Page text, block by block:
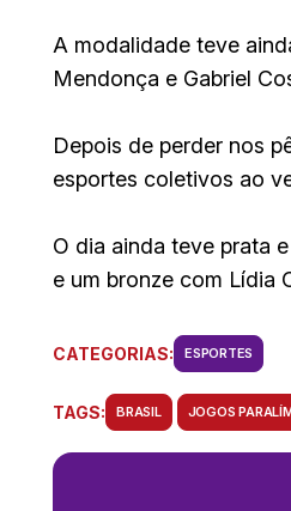
A modalidade teve
Mendonça e Gabriel
Depois de perder nos
esportes coletivos ao
O dia ainda teve prata
e um bronze com Lídia
CATEGORIAS: ESPORTES
TAGS: BRASIL JOGOS